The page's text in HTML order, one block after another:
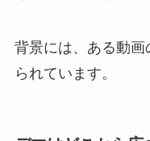
背景には、ある動画
られています。